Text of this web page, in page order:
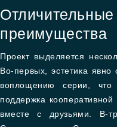
преимущества
Проект выделяется
Во-первых, эстетика явно
воплощению серии, что
поддержка кооперативной
вместе с друзьями. В-